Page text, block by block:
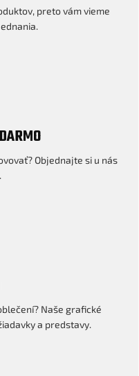
preto vám vieme
Objednajte si u nás
Naše grafické
a predstavy.